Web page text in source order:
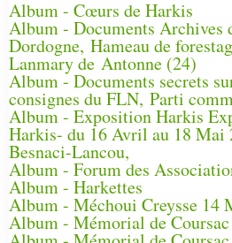
Album - Cœurs de Harkis
Album - Documents Archives
Dordogne, Hameau de
Lanmary de Antonne (24)
Album - Documents secrets
consignes du FLN, Parti
Album - Exposition Harkis
Harkis- du 16 Avril au 18 Mai
Besnaci-Lancou,
Album - Forum des
Album - Harkettes
Album - Méchoui Creysse 14
Album - Mémorial de Coursac